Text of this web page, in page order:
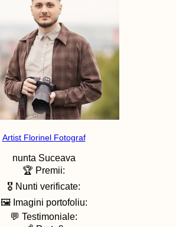
Artist Florinel Fotograf
nunta Suceava
🏆 Premii:
🎖️ Nunti verificate:
🖼️ Imagini portofoliu:
💬 Testimoniale: